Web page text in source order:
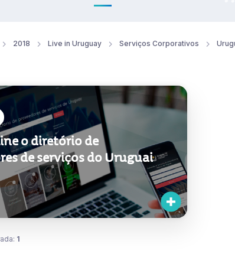
2018 Live in Uruguay Serviços Corporativos
o diretório de
de serviços do Uruguai
1